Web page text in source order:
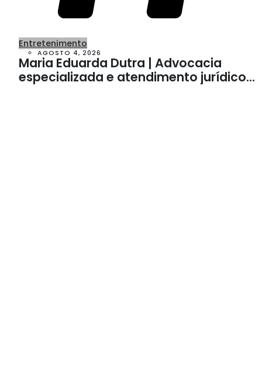
Entretenimento
AGOSTO 4, 2026
Maria Eduarda Dutra | Advocacia
especializada e atendimento jurídico